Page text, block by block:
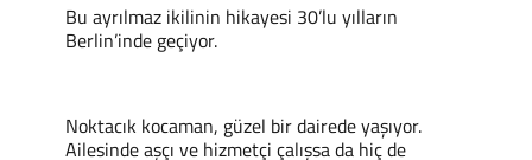
Bu ayrılmaz ikilinin hikayesi 30’lu yılların
Berlin’inde geçiyor.
Noktacık kocaman, güzel bir dairede yaşıyor.
Ailesinde aşçı ve hizmetçi çalışsa da hiç de